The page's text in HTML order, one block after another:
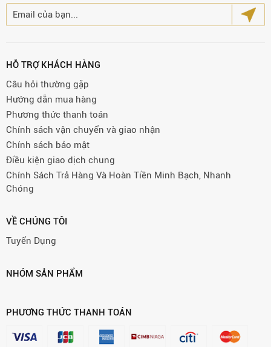
HỖ TRỢ KHÁCH HÀNG
Câu hỏi thường gặp
Hướng dẫn mua hàng
Phương thức thanh toán
Chính sách vận chuyển và giao nhận
Chính sách bảo mật
Điều kiện giao dịch chung
Chính Sách Trả Hàng Và Hoàn Tiền Minh Bạch, Nhanh
Chóng
VỀ CHÚNG TÔI
Tuyển Dụng
NHÓM SẢN PHẨM
PHƯƠNG THỨC THANH TOÁN